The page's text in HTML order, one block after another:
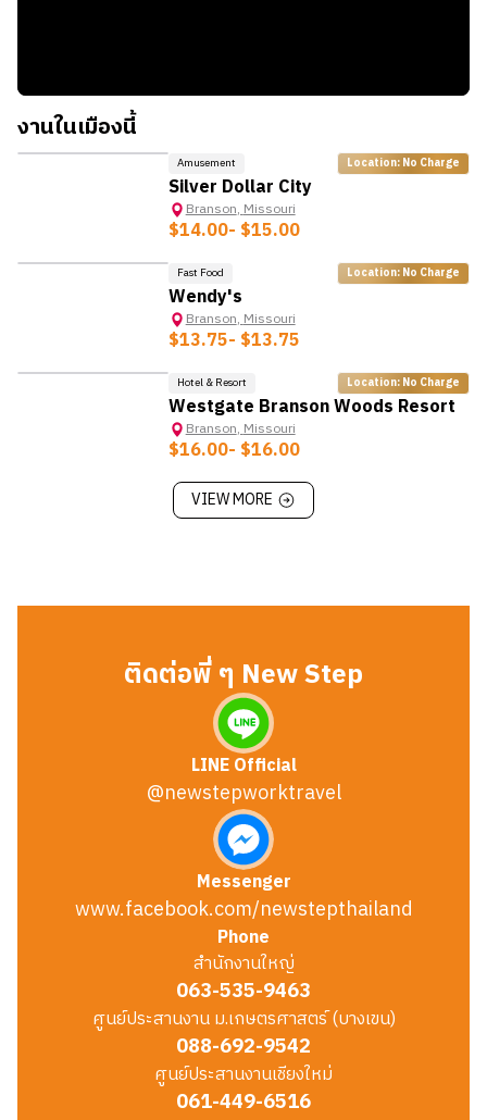
งานในเมืองนี้
Amusement Location: No Charge
Silver Dollar City
Branson,Missouri
$14.00- $15.00
Fast Food Location: No Charge
Wendy's
Branson,Missouri
$13.75- $13.75
Hotel & Resort Location: No Charge
Westgate Branson Woods Resort
Branson,Missouri
$16.00- $16.00
VIEW MORE
ติดต่อพี่ ๆ New Step
Messenger
www.facebook.com/newstepthailand
LINE Official
@newstepworktravel
Phone
สำนักงานใหญ่
063-535-9463
ศูนย์ประสานงาน ม.เกษตรศาสตร์ (บางเขน)
088-692-9542
ศูนย์ประสานงานเชียงใหม่
061-449-6516